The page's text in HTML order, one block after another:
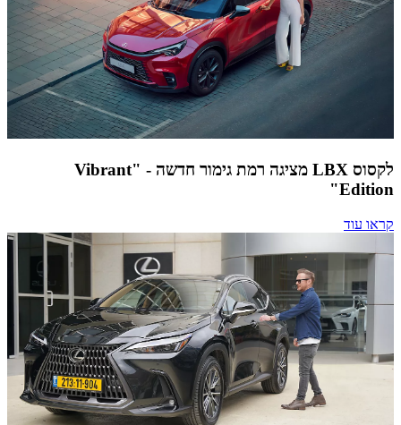
לקסוס LBX מציגה רמת גימור חדשה - "Vibrant
Edition"
קראו עוד